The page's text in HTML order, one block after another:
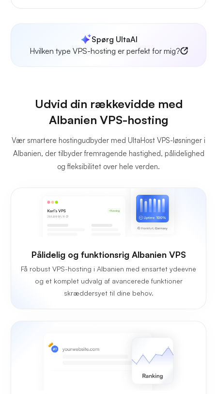
Spørg UltaAI
Hvilken type VPS-hosting er perfekt for mig?
Udvid din rækkevidde med
Albanien VPS-hosting
Vær smartere hostingudbyder med UltaHost VPS-løsninger i
Albanien, der tilbyder fremragende hastighed, pålidelighed
og fleksibilitet over hele verden.
Pålidelig og funktionsrig Albanien VPS
Få robust VPS-hosting i Albanien med ensartet ydeevne
og et komplet udvalg af avancerede funktioner
skræddersyet til dine behov.